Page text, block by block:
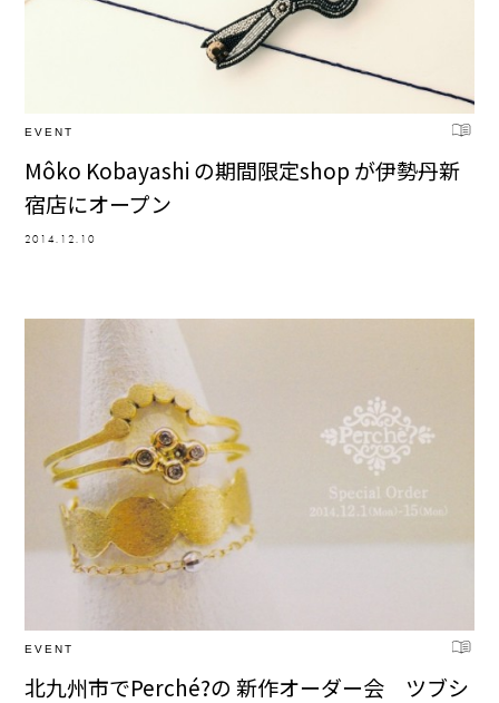
EVENT
Môko Kobayashi の期間限定shop が伊勢丹新
宿店にオープン
2014.12.10
EVENT
北九州市でPerché?の 新作オーダー会 ツブシ